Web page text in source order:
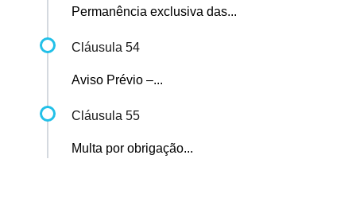
Permanência exclusiva das...
Cláusula 54
Aviso Prévio –...
Cláusula 55
Multa por obrigação...